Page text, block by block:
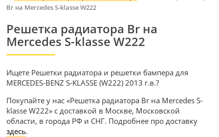
Br на Mercedes S-klasse W222
Решетка радиатора Br на
Mercedes S-klasse W222
Ищете Решетки радиатора и решетки бампера для
MERCEDES-BENZ S-KLASSE (W222) 2013 г.в.?
Покупайте у нас «Решетка радиатора Br на Mercedes S-
klasse W222» с доставкой в Москве, Московской
области, в города РФ и СНГ. Подробнее про доставку
здесь.